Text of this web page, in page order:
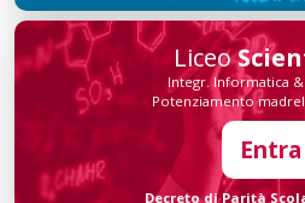
Liceo
Integr. Informatica
Potenziamento
Entra
Decreto di Parità